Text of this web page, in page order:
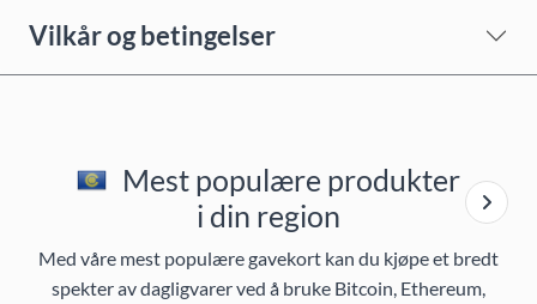
Vilkår og betingelser
Mest populære produkter
i din region
Med våre mest populære gavekort kan du kjøpe et bredt
spekter av dagligvarer ved å bruke Bitcoin, Ethereum,